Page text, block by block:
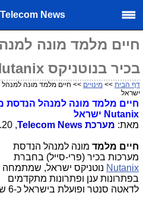
Telecom News - חיים מלמד מו...
חיים מלמד מונה
בכיר בנוטניקס Nutanix ישראל
דף הבית >> מינויים
ישראל
חיים מלמד מונה למנהל הנדסת
Nutanix ישראל
מאת: מערכת Telecom News
, 26.1.20, 14:24
חיים מלמד מונה למנהל הנדסת
מערכות בכיר (פרי-סייל) בחברת
Nutanix נוטניקס ישראל, שמתמחה
בפתרונות ענן ופתרונות מתקדמים
לדאטה סנטר ופועלת בישראל כ-6 שנים.